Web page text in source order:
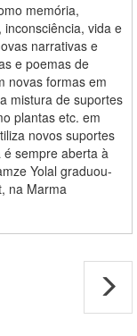
memória,
vida e
narrativas e
e poemas de
novas formas em
mistura de suportes
plantas etc. em
novos suportes
sempre aberta à
Yolal graduou-
na Marma